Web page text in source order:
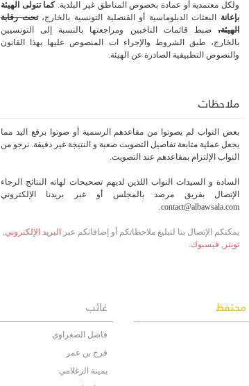
ولكل معتمدية أو عمادة بخصوص المناطق غير البلدية.كما تتولى الهيئة
بإعانة البعثات الدبلوماسية أو القنصلية التونسية بالخارج،تحت رقابة
الهيئة، ضبط قائمات الناخبين ومراجعتها بالنسبة إلى التونسيين
بالخارج، طبق الشروط والإجراء ات المنصوص عليها بهذا القانون
والنصوص التطبيقية الصادرة عن الهيئة.
ملاحظات
بعض النواب لم يصوتوا من مقاعدهم الرسمية أو صوتوا برفع اليد مما
يجعل عملية متابعة تفاصيل التصويت صعبة و النتيجة غير دقيقة. نرجو من
النواب الإلتزام بمقاعدهم عند التصويت.
السادة و السيدات النواب اللذين لديهم تصحيحات لهاته النتائج الرجاء
الإتصال بفريق مرصد بالمجلس أو عبر بريدنا الإلكتروني
contact@albawsala.com.
يمكنكم الإتصال بنا لتبليغ ملاحظاتكم أو إضافاتكم عبر البريد الإلكتروني,
تويتر , فيسبوك.
محتفظ غائب
فاضل الصغراوي
فرج بن عمر
يمينة الزغلامي